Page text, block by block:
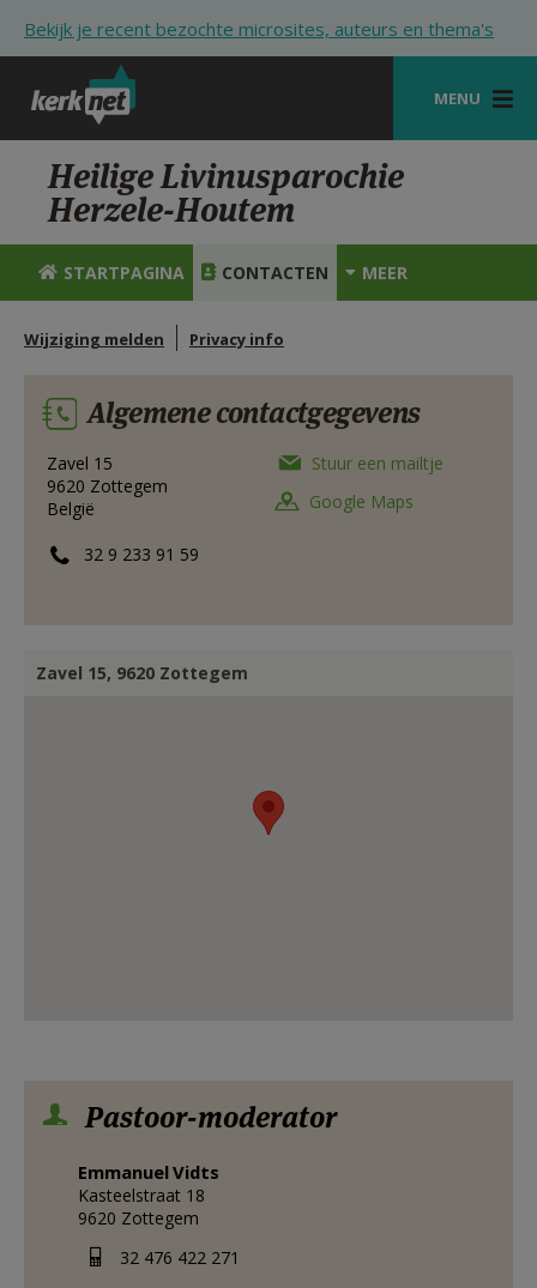
Bekijk je recent bezochte microsites, auteurs en thema's
MENU
STARTPAGINA
KERK
VIERINGEN
HULP
STARTPAGINA PORTAAL
MIJN PAROCHIE
AANMELDEN OF REGISTREREN
Heilige Livinusparochie
Herzele-Houtem
STARTPAGINA CONTACTEN MEER
Wijziging melden Privacy info
Algemene contactgegevens
Zavel 15
9620 Zottegem
België
32 9 233 91 59
Stuur een mailtje
Google Maps
Zavel 15, 9620 Zottegem
Pastoor-moderator
EmmanuelVidts
Kasteelstraat 18
9620 Zottegem
32 476 422 271